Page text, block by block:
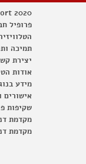
2020
פרופיל
תמיכה
יצירת
אודות
מידע
אישורים
שקיפות
מקדמת
מקדמת